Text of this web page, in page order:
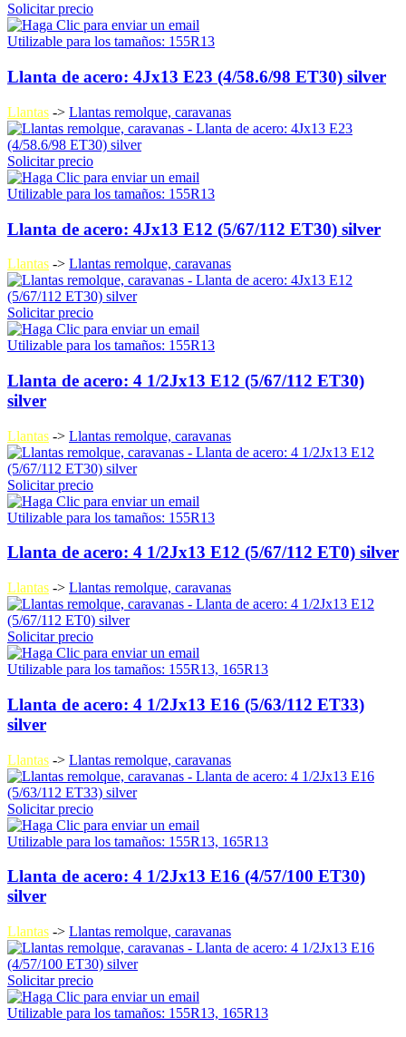
Solicitar precio
Utilizable para los tamaños: 155R13
Llanta de acero: 4Jx13 E23 (4/58.6/98 ET30) silver
Llantas -> Llantas remolque, caravanas
Solicitar precio
Utilizable para los tamaños: 155R13
Llanta de acero: 4Jx13 E12 (5/67/112 ET30) silver
Llantas -> Llantas remolque, caravanas
Solicitar precio
Utilizable para los tamaños: 155R13
Llanta de acero: 4 1/2Jx13 E12 (5/67/112 ET30)
silver
Llantas -> Llantas remolque, caravanas
Solicitar precio
Utilizable para los tamaños: 155R13
Llanta de acero: 4 1/2Jx13 E12 (5/67/112 ET0) silver
Llantas -> Llantas remolque, caravanas
Solicitar precio
Utilizable para los tamaños: 155R13, 165R13
Llanta de acero: 4 1/2Jx13 E16 (5/63/112 ET33)
silver
Llantas -> Llantas remolque, caravanas
Solicitar precio
Utilizable para los tamaños: 155R13, 165R13
Llanta de acero: 4 1/2Jx13 E16 (4/57/100 ET30)
silver
Llantas -> Llantas remolque, caravanas
Solicitar precio
Utilizable para los tamaños: 155R13, 165R13